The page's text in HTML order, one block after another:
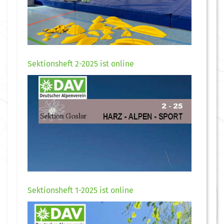
Sektionsheft 2-2025 ist online
Sektionsheft 1-2025 ist online